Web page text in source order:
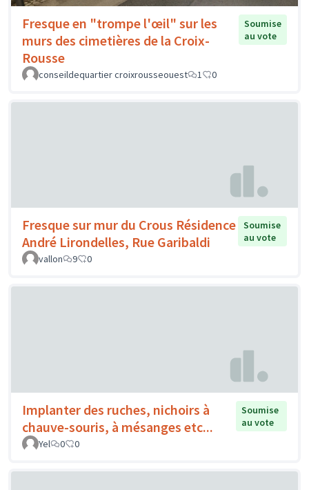
Fresque en "trompe l'œil" sur les
murs des cimetières de la Croix-
Rousse
Soumise
au vote
conseildequartier croixrousseouest 1 0
Fresque sur mur du Crous Résidence
André Lirondelles, Rue Garibaldi
Soumise
au vote
vallon
9 0
Implanter des ruches, nichoirs à
chauve-souris, à mésanges etc...
Soumise
au vote
Yel
0 0